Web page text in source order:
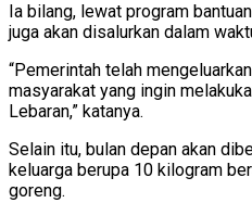
Ia bilang, lewat program
juga akan disalurkan dalam
“Pemerintah telah
masyarakat yang ingin
Lebaran,” katanya.
Selain itu, bulan depan akan
keluarga berupa 10 kilogram
goreng.